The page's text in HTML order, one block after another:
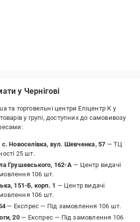
у Чернігові
та торговельні центри Епіцентр К у
товарів у групі, доступних до самовивозу
с. Новоселівка, вул. Шевченка, 57 — ТЦ
25 шт.
Грушевського, 162-А— Центр видачі
106 шт.
151-Б, корп. 1 — Центр видачі
106 шт.
— Експрес — Під замовлення 106 шт.
20— Експрес — Під замовлення 106